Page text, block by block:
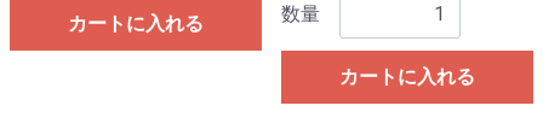
カートに入れる
数量
カートに入れる